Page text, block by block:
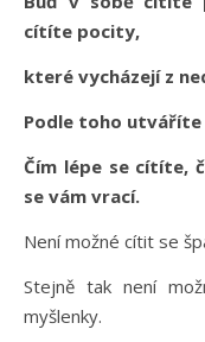
cítíte pocity,
které vycházejí z
Podle toho
Čím lépe se cítíte,
se vám vrací.
Není možné cítit se
Stejně tak není
myšlenky.